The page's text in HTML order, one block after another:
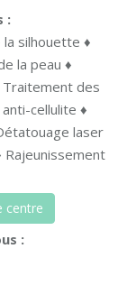
:
silhouette ♦
la peau ♦
des
cellulite ♦
laser
Rajeunissement
centre
: